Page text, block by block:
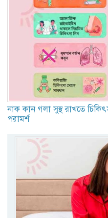
নাক কান গলা সুস্থ রাখতে
পরামর্শ